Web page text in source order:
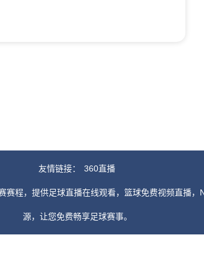
友情链接： 360直播
程，提供足球直播在线观看，篮球免费视频直播
源，让您免费畅享足球赛事。